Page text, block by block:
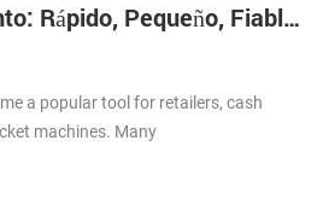
NUEVO Lanzamiento: Rápido, Pequeño, Fiable Impresoras de Kiosco KP-220
a popular tool for retailers, cash
machines. Many